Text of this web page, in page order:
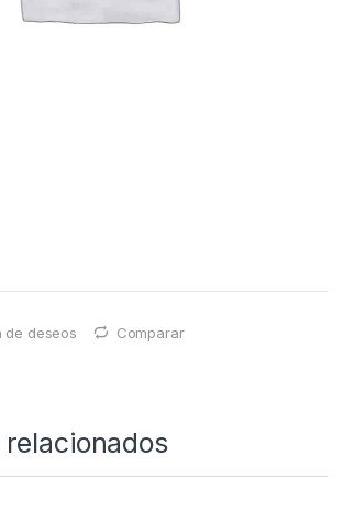
de deseos Comparar